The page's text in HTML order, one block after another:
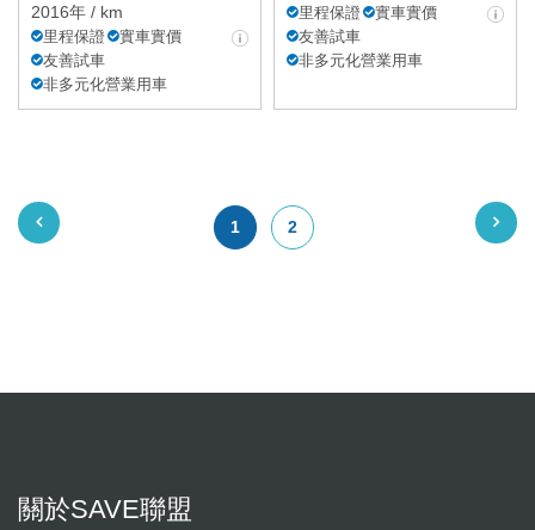
2016年 / km
里程保證
實車實價
友善試車
非多元化營業用車
里程保證
實車實價
友善試車
非多元化營業用車
1 2
關於SAVE聯盟